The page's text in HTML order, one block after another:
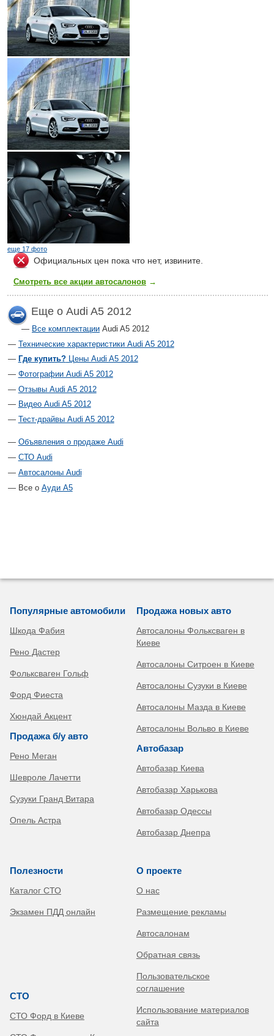
еще 17 фото
Официальных цен пока что нет, извините.
Смотреть все акции автосалонов →
Еще о Audi A5 2012
Все комплектации Audi A5 2012
Технические характеристики Audi A5 2012
Где купить?Цены Audi A5 2012
Фотографии Audi A5 2012
Отзывы Audi A5 2012
Видео Audi A5 2012
Тест-драйвы Audi A5 2012
Объявления о продаже Audi
СТО Audi
Автосалоны Audi
Все о Ауди А5
Популярные автомобили
Шкода Фабия
Рено Дастер
Фольксваген Гольф
Форд Фиеста
Хюндай Акцент
Продажа б/у авто
Рено Меган
Шевроле Лачетти
Сузуки Гранд Витара
Опель Астра
Продажа новых авто
Автосалоны Фольксваген в
Киеве
Автосалоны Ситроен в Киеве
Автосалоны Сузуки в Киеве
Автосалоны Мазда в Киеве
Автосалоны Вольво в Киеве
Автобазар
Автобазар Киева
Автобазар Харькова
Автобазар Одессы
Автобазар Днепра
Полезности
Каталог СТО
Экзамен ПДД онлайн
СТО
СТО Форд в Киеве
О проекте
О нас
Размещение рекламы
Автосалонам
Обратная связь
Пользовательское
соглашение
Использование материалов
сайта